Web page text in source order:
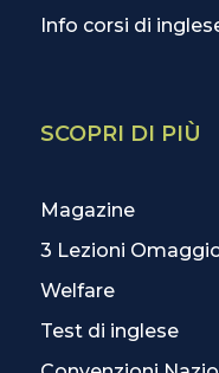
Info corsi di
SCOPRI DI PIÙ
Magazine
3 Lezioni
Welfare
Test di inglese